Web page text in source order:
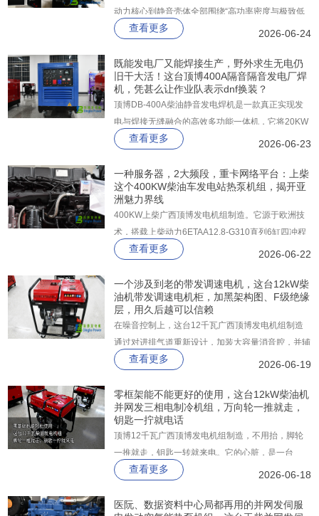
动力核心到静音壳体全部围绕“高功率密度与极致低
噪”一体化打造。它搭载康明斯KTA19-G3A柴油机，
斯坦福纯铜无刷发电机与深海控制器，并由顶博出品
的2mm镀锌板静音箱整体封装。
查看更多 2026-06-24
既能发电厂又能焊接生产，野外求生无电仍
旧干大活！这台顶博400A隔音隔音发电厂焊
机，凭甚么让作业队表示dnf换装？
顶博DB-400A柴油静音发电焊机是一款真正实现发
电与焊接无缝融合的高效多功能一体机，它将20KW
大功率辅助电源与30-400A宽域精密焊接系统集成于
搬运、分别管理的繁琐。
查看更多 2026-06-23
一种服务器，2大频段，重卡网络平台：上柴
这个400KW柴油车发电站热泵机组，揭开亚
洲魅力界线
400KW上柴广西顶博发电机组制造。它源于欧洲技
术，搭载上柴动力6ETAA12.8-G310直列6缸四冲程
电控高压共轨柴油发动机，配合四气门技术，在
力。机组支持一机双频（50Hz/60Hz），一步到位
满足国三排放标准，并预留国四升级接口。
查看更多 2026-06-22
一个涉及到老的带发调速电机，这台12kW柴
油机带发调速电机柜，加黑架构图、F级绝缘
层，用久后越可以信赖
在噪音控制上，这台12千瓦广西顶博发电机组制造
通过对进排气道重新设计，加装大容量消音腔，并辅
以隔音棉与密封罩，7米处噪音实测仅87分贝。
查看更多 2026-06-19
零框架能不能更好的使用，这台12kW柴油机
并网发三相电制冷机组，万向轮一推就走，
钥匙一拧就电话
顶博12千瓦广西顶博发电机组制造​，不用抬，脚轮
一推就走，钥匙一转就来电。它的心脏，是一台
997cc双缸柴油机，平顺省油，强制风冷不怕过热。
查看更多 2026-06-18
医阮、数据资料中心局都再用的并网发伺服